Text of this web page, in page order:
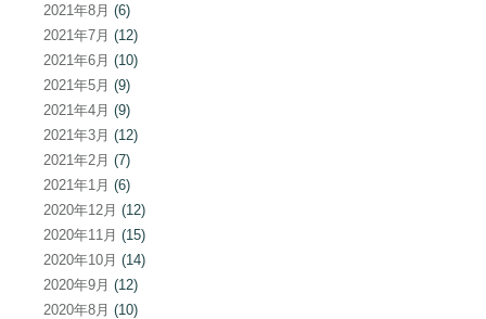
2021年8月 (6)
2021年7月 (12)
2021年6月 (10)
2021年5月 (9)
2021年4月 (9)
2021年3月 (12)
2021年2月 (7)
2021年1月 (6)
2020年12月 (12)
2020年11月 (15)
2020年10月 (14)
2020年9月 (12)
2020年8月 (10)